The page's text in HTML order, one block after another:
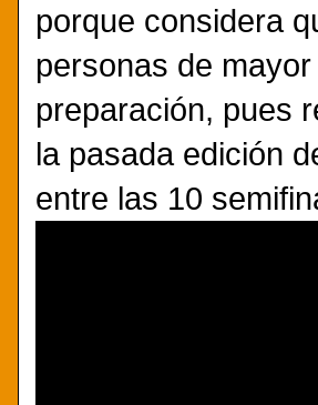
porque considera
personas de
preparación, pues
la pasada edición
entre las 10